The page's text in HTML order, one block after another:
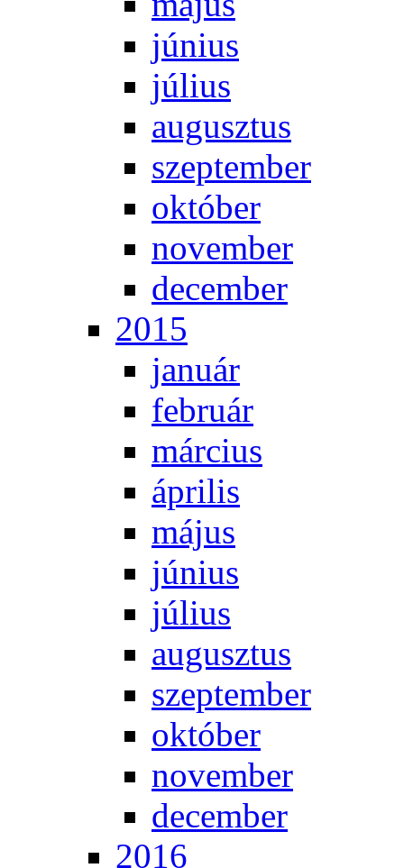
jú­ni­us
jú­li­us
au­gusz­tus
szep­tem­ber
ok­tó­ber
no­vem­ber
de­cem­ber
2015
ja­nu­ár
feb­ru­ár
már­ci­us
áp­ri­lis
má­jus
jú­ni­us
jú­li­us
au­gusz­tus
szep­tem­ber
ok­tó­ber
no­vem­ber
de­cem­ber
2016